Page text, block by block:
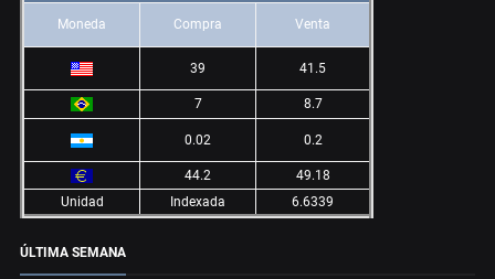
Moneda Compra Venta
39 41.5
7 8.7
0.02 0.2
44.2
49.18
Unidad
Indexada 6.6339
ÚLTIMA SEMANA